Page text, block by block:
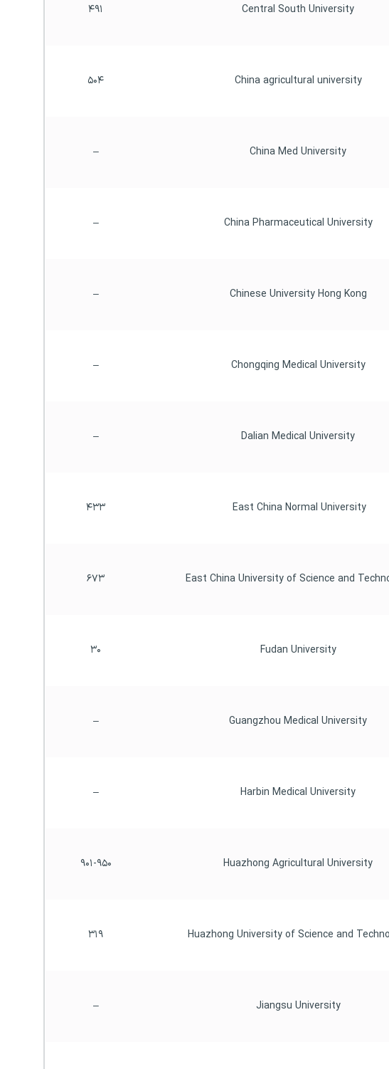
۴۹۱
China agricultural university ۵۰۴
–
China Pharmaceutical University
–
–
Chongqing Medical University
–
–
East China Normal University ۴۳۳
۶۷۳
Fudan University ۳۰
–
–
۹۰۱-۹۵۰
۳۱۹
Jiangsu University
–